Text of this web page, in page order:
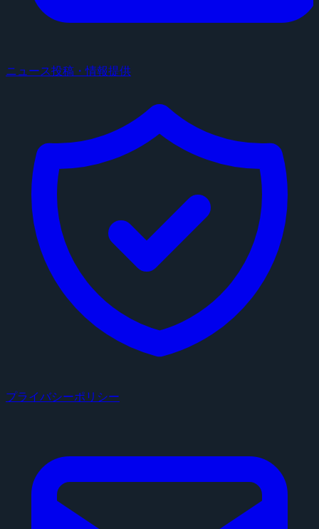
ニュース投稿・情報提供
プライバシーポリシー